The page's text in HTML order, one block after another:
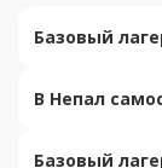
Базовый
В Непал
Базовый